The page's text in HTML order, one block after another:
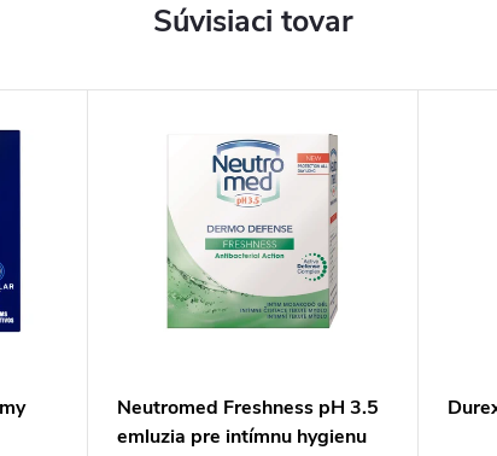
Súvisiaci tovar
Neutromed Freshness pH 3.5
emluzia pre intímnu hygienu